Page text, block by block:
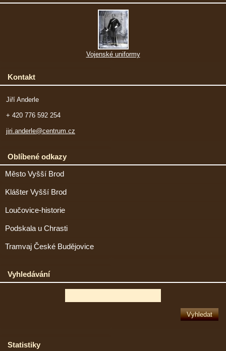
Vojenské uniformy
Kontakt
Jiří Anderle
+ 420 776 592 254
jiri.anderle@centrum.cz
Oblíbené odkazy
Město Vyšší Brod
Klášter Vyšší Brod
Loučovice-historie
Podskala u Chrasti
Tramvaj České Budějovice
Vyhledávání
Statistiky